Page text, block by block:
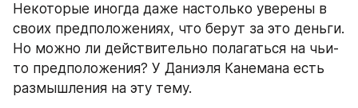
Некоторые иногда даже настолько уверены в
своих предположениях, что берут за это деньги.
Но можно ли действительно полагаться на чьи-
то предположения? У Даниэля Канемана есть
размышления на эту тему.